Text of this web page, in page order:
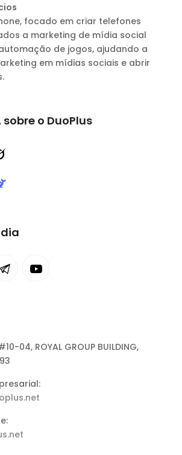
focado em criar telefones
a marketing de mídia social
de jogos, ajudando a
em mídias sociais e abrir
o DuoPlus
#10-04, ROYAL GROUP BUILDING,